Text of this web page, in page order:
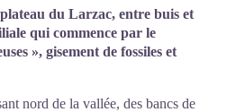
du Larzac, entre buis et
qui commence par le
», gisement de fossiles et
nord de la vallée, des bancs de